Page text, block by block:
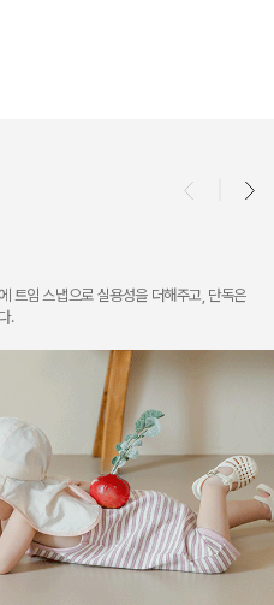
트임 스냅으로 실용성을 더해주고, 단독은
.